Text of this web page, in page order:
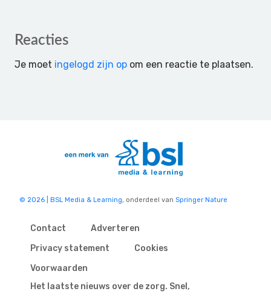
Reader
Reacties
Je moet ingelogd zijn op om een reactie te plaatsen.
© 2026 | BSL Media & Learning , onderdeel van Springer Nature
Contact
Adverteren
Privacy statement
Cookies
Voorwaarden
Het laatste nieuws over de zorg. Snel,